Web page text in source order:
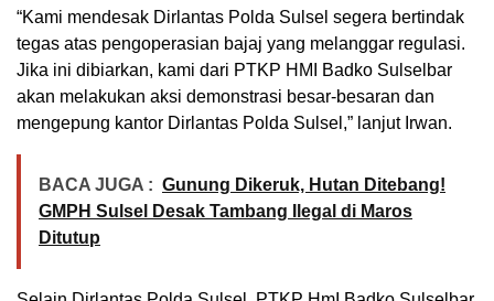
“Kami mendesak Dirlantas Polda Sulsel segera bertindak
tegas atas pengoperasian bajaj yang melanggar regulasi.
Jika ini dibiarkan, kami dari PTKP HMI Badko Sulselbar
akan melakukan aksi demonstrasi besar-besaran dan
mengepung kantor Dirlantas Polda Sulsel,” lanjut Irwan.
BACA JUGA : Gunung Dikeruk, Hutan Ditebang!
GMPH Sulsel Desak Tambang Ilegal di Maros
Ditutup